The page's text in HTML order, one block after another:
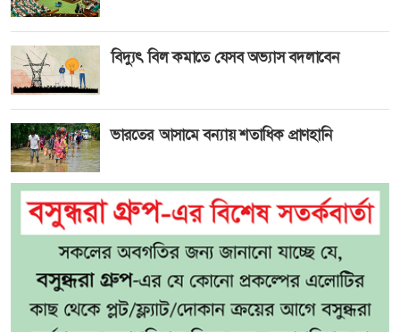
বিদ্যুৎ বিল কমাতে যেসব অভ্যাস বদলাবেন
ভারতের আসামে বন্যায় শতাধিক প্রাণহানি